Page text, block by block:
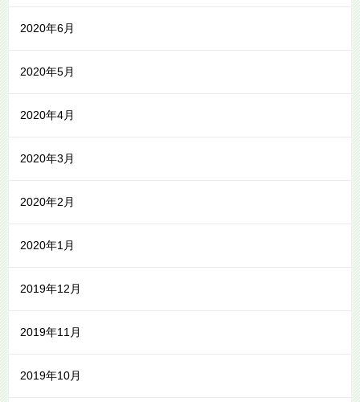
2020年6月
2020年5月
2020年4月
2020年3月
2020年2月
2020年1月
2019年12月
2019年11月
2019年10月